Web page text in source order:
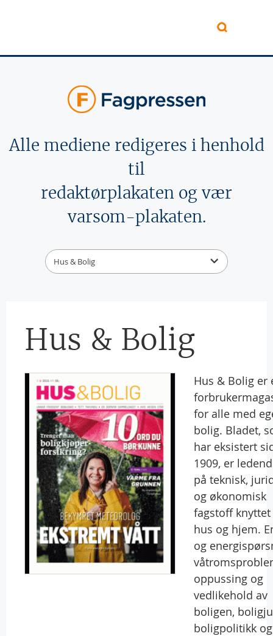
Alle mediene redigeres i henhold
til
redaktørplakaten og vær
varsom-plakaten.
Hus & Bolig
Hus & Bolig
Hus & Bolig er
for alle med
bolig. Bladet,
har eksistert
1909, er
på teknisk,
og økonomisk
fagstoff
hus og hjem.
og
oppussing og
vedlikehold av
boligen,
boligpolitikk og